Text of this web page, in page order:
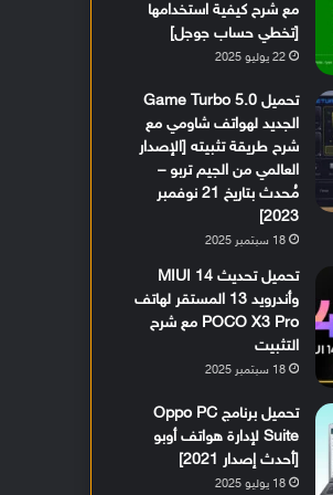
مع شرح كيفية استخدامها
[تخطي حساب جوجل]
22 يوليو 2025
تحميل Game Turbo 5.0
الجديد لهواتف شاومي مع
شرح طريقة تثبيته [الإصدار
العالمي من الجيم تربو –
مُحدث بتاريخ 21 نوفمبر
2023]
18 سبتمبر 2025
تحميل تحديث MIUI 14
وأندرويد 13 المستقر لهاتف
POCO X3 Pro مع شرح
التثبيت
18 سبتمبر 2025
تحميل برنامج Oppo PC
Suite لإدارة هواتف أوبو
[أحدث إصدار 2021]
18 يوليو 2025